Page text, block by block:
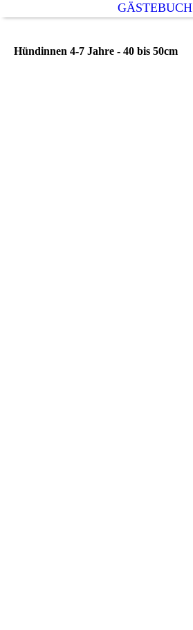
GÄSTEBUCH
Hündinnen 4-7 Jahre - 40 bis 50cm